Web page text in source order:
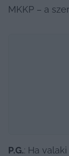
MKKP – a
P.G.: Ha